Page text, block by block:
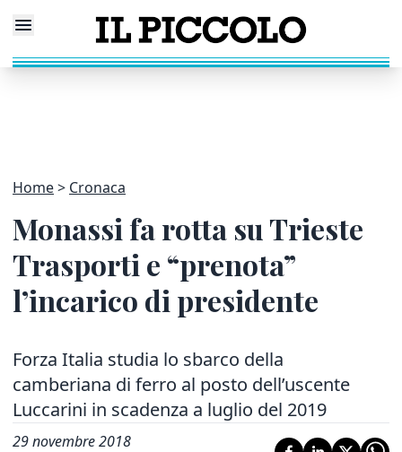
Home Cronaca
Monassi fa rotta su Trieste
Trasporti e “prenota”
l’incarico di presidente
Forza Italia studia lo sbarco della
camberiana di ferro al posto dell’uscente
Luccarini in scadenza a luglio del 2019
29 novembre 2018